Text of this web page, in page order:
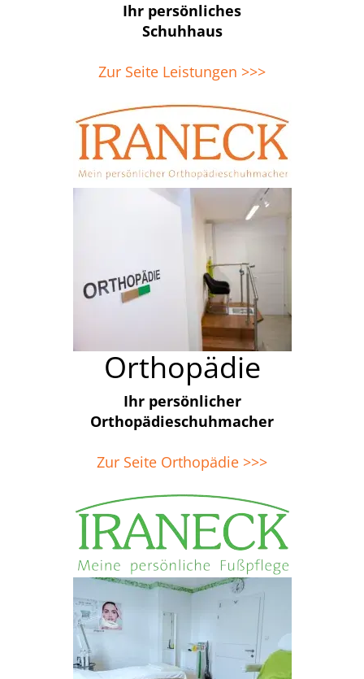
Ihr persönliches
Schuhhaus
Zur Seite Leistungen >>>
Orthopädie
Ihr persönlicher
Orthopädieschuhmacher
Zur Seite Orthopädie >>>